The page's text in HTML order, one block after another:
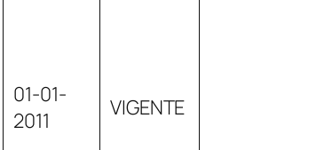
01-01-
2011
VIGENTE